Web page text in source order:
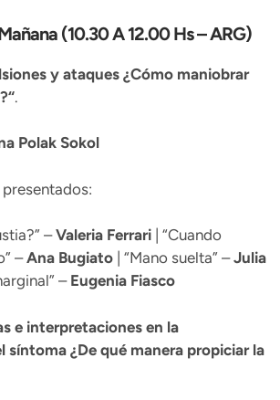
(10.30 A 12.00 Hs – ARG)
y ataques ¿Cómo maniobrar
.
Polak Sokol
–Valeria Ferrari | “Cuando
–Ana Bugiato | “Mano suelta” –Julia
– Eugenia Fiasco
e interpretaciones en la
síntoma ¿De qué manera propiciar la